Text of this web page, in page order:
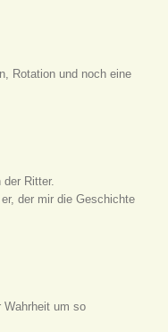
Rotation und noch eine
Ritter.
der mir die Geschichte
Wahrheit um so